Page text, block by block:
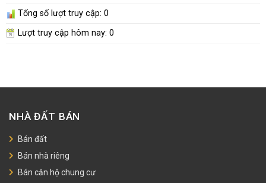
Tổng số lượt truy cập: 0
Lượt truy cập hôm nay: 0
NHÀ ĐẤT BÁN
Bán đất
Bán nhà riêng
Bán căn hộ chung cư